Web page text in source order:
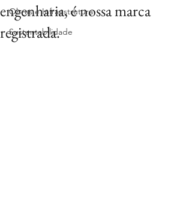
Obras e Infraestrutura
Sustentabilidade
engenharia, é nossa marca
registrada.